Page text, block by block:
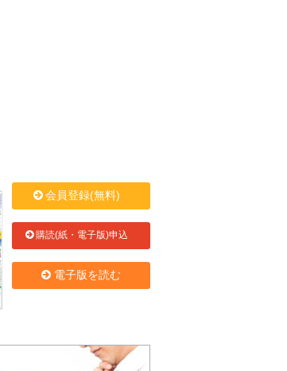
会員登録(無料)
購読(紙・電子版)申込
電子版を読む